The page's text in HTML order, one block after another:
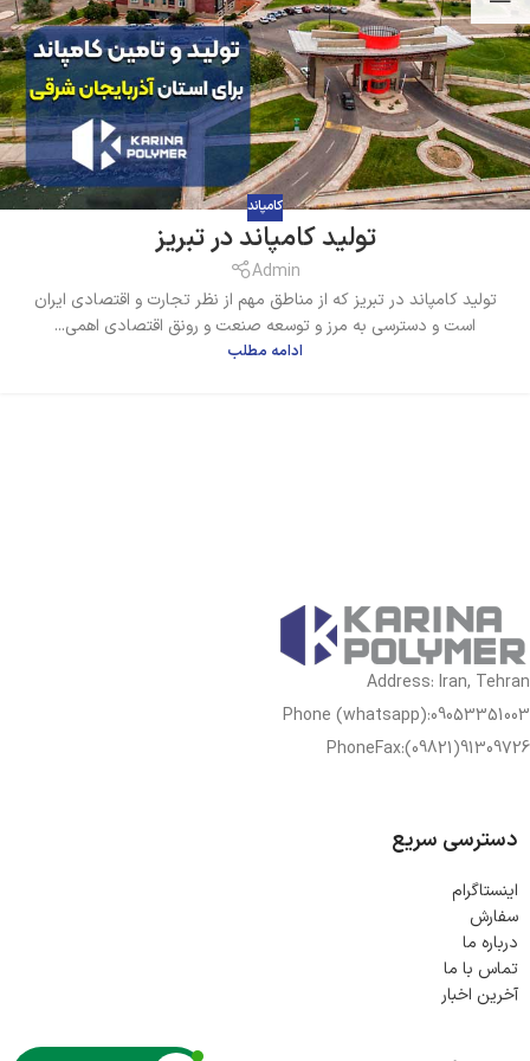
کامپاند
تولید کامپاند در تبریز
Admin
تولید کامپاند در تبریز که از مناطق مهم از نظر تجارت و اقتصادی ایران
است و دسترسی به مرز و توسعه صنعت و رونق اقتصادی اهمی...
ادامه مطلب
Address: Iran, Tehran
Phone (whatsapp):09053351003
PhoneFax:(09821)91309726
دسترسی سریع
اینستاگرام
سفارش
درباره ما
تماس با ما
آخرین اخبار